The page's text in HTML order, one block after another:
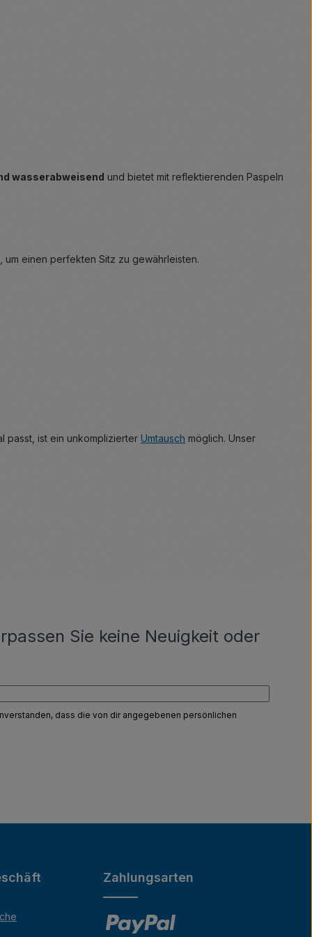
wasserabweisend und bietet mit reflektierenden Paspeln
um einen perfekten Sitz zu gewährleisten.
passt, ist ein unkomplizierter Umtausch möglich. Unser
Sie keine Neuigkeit oder
dass die von dir angegebenen persönlichen
Zahlungsarten